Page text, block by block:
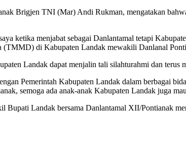
Brigjen TNI (Mar) Andi Rukman, mengatakan
ketika menjabat sebagai Danlantamal tetapi
(TMMD) di Kabupaten Landak mewakili Danlanal
Landak dapat menjalin tali silahturahmi dan
Pemerintah Kabupaten Landak dalam berbagai
semoga ada anak-anak Kabupaten Landak juga
Bupati Landak bersama Danlantamal XII/Pontianak